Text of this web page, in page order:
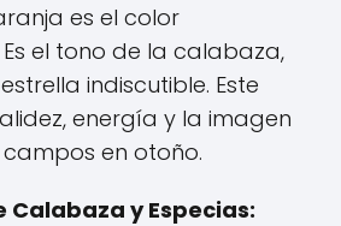
es el color
el tono de la calabaza,
indiscutible. Este
energía y la imagen
en otoño.
Calabaza y Especias: